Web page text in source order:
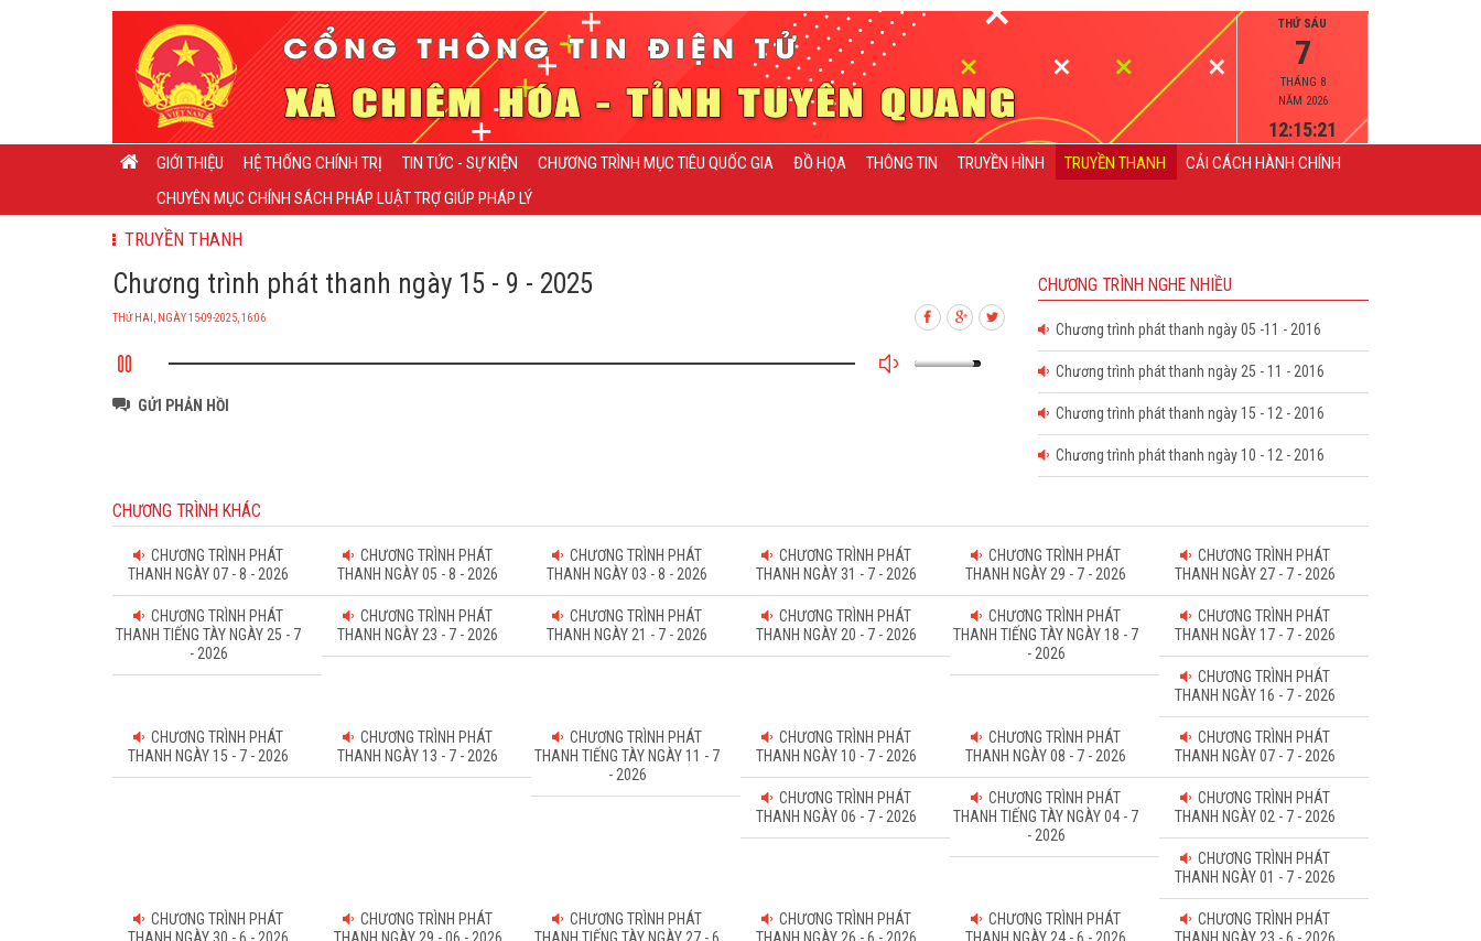
THỨ SÁU
7
THÁNG 8
NĂM 2026
12:15:22
GIỚI THIỆU HỆ THỐNG CHÍNH TRỊ TIN TỨC - SỰ KIỆN CHƯƠNG TRÌNH MỤC TIÊU QUỐC GIA ĐỒ HỌA THÔNG TIN TRUYỀN HÌNH TRUYỀN THANH
CẢI CÁCH HÀNH CHÍNH
CHUYÊN MỤC CHÍNH SÁCH PHÁP LUẬT TRỢ GIÚP PHÁP LÝ
TRUYỀN THANH
Chương trình phát thanh ngày 15 - 9 - 2025
THỨ HAI, NGÀY 15-09-2025, 16:06
GỬI PHẢN HỒI
CHƯƠNG TRÌNH NGHE NHIỀU
Chương trình phát thanh ngày 05 -11 - 2016
Chương trình phát thanh ngày 25 - 11 - 2016
Chương trình phát thanh ngày 15 - 12 - 2016
Chương trình phát thanh ngày 10 - 12 - 2016
CHƯƠNG TRÌNH KHÁC
CHƯƠNG TRÌNH PHÁT
THANH NGÀY 07 - 8 - 2026
CHƯƠNG TRÌNH PHÁT
THANH NGÀY 05 - 8 - 2026
CHƯƠNG TRÌNH PHÁT
THANH NGÀY 03 - 8 - 2026
CHƯƠNG TRÌNH PHÁT
THANH NGÀY 31 - 7 - 2026
CHƯƠNG TRÌNH PHÁT
THANH NGÀY 29 - 7 - 2026
CHƯƠNG TRÌNH PHÁT
THANH NGÀY 27 - 7 - 2026
CHƯƠNG TRÌNH PHÁT
THANH TIẾNG TÀY NGÀY 25 - 7
- 2026
CHƯƠNG TRÌNH PHÁT
THANH NGÀY 23 - 7 - 2026
CHƯƠNG TRÌNH PHÁT
THANH NGÀY 21 - 7 - 2026
CHƯƠNG TRÌNH PHÁT
THANH NGÀY 20 - 7 - 2026
CHƯƠNG TRÌNH PHÁT
THANH TIẾNG TÀY NGÀY 18 - 7
- 2026
CHƯƠNG TRÌNH PHÁT
THANH NGÀY 17 - 7 - 2026
CHƯƠNG TRÌNH PHÁT
THANH NGÀY 16 - 7 - 2026
CHƯƠNG TRÌNH PHÁT
THANH NGÀY 15 - 7 - 2026
CHƯƠNG TRÌNH PHÁT
THANH NGÀY 13 - 7 - 2026
CHƯƠNG TRÌNH PHÁT
THANH TIẾNG TÀY NGÀY 11 - 7
- 2026
CHƯƠNG TRÌNH PHÁT
THANH NGÀY 10 - 7 - 2026
CHƯƠNG TRÌNH PHÁT
THANH NGÀY 08 - 7 - 2026
CHƯƠNG TRÌNH PHÁT
THANH NGÀY 07 - 7 - 2026
CHƯƠNG TRÌNH PHÁT
THANH NGÀY 06 - 7 - 2026
CHƯƠNG TRÌNH PHÁT
THANH TIẾNG TÀY NGÀY 04 - 7
- 2026
CHƯƠNG TRÌNH PHÁT
THANH NGÀY 02 - 7 - 2026
CHƯƠNG TRÌNH PHÁT
THANH NGÀY 01 - 7 - 2026
CHƯƠNG TRÌNH PHÁT
CHƯƠNG TRÌNH PHÁT
CHƯƠNG TRÌNH PHÁT
CHƯƠNG TRÌNH PHÁT
CHƯƠNG TRÌNH PHÁT
CHƯƠNG TRÌNH PHÁT